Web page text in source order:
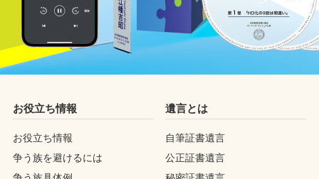
お役立ち情報
お役立ち情報
争う族を避けるには
遺言とは
自筆証書遺言
公正証書遺言